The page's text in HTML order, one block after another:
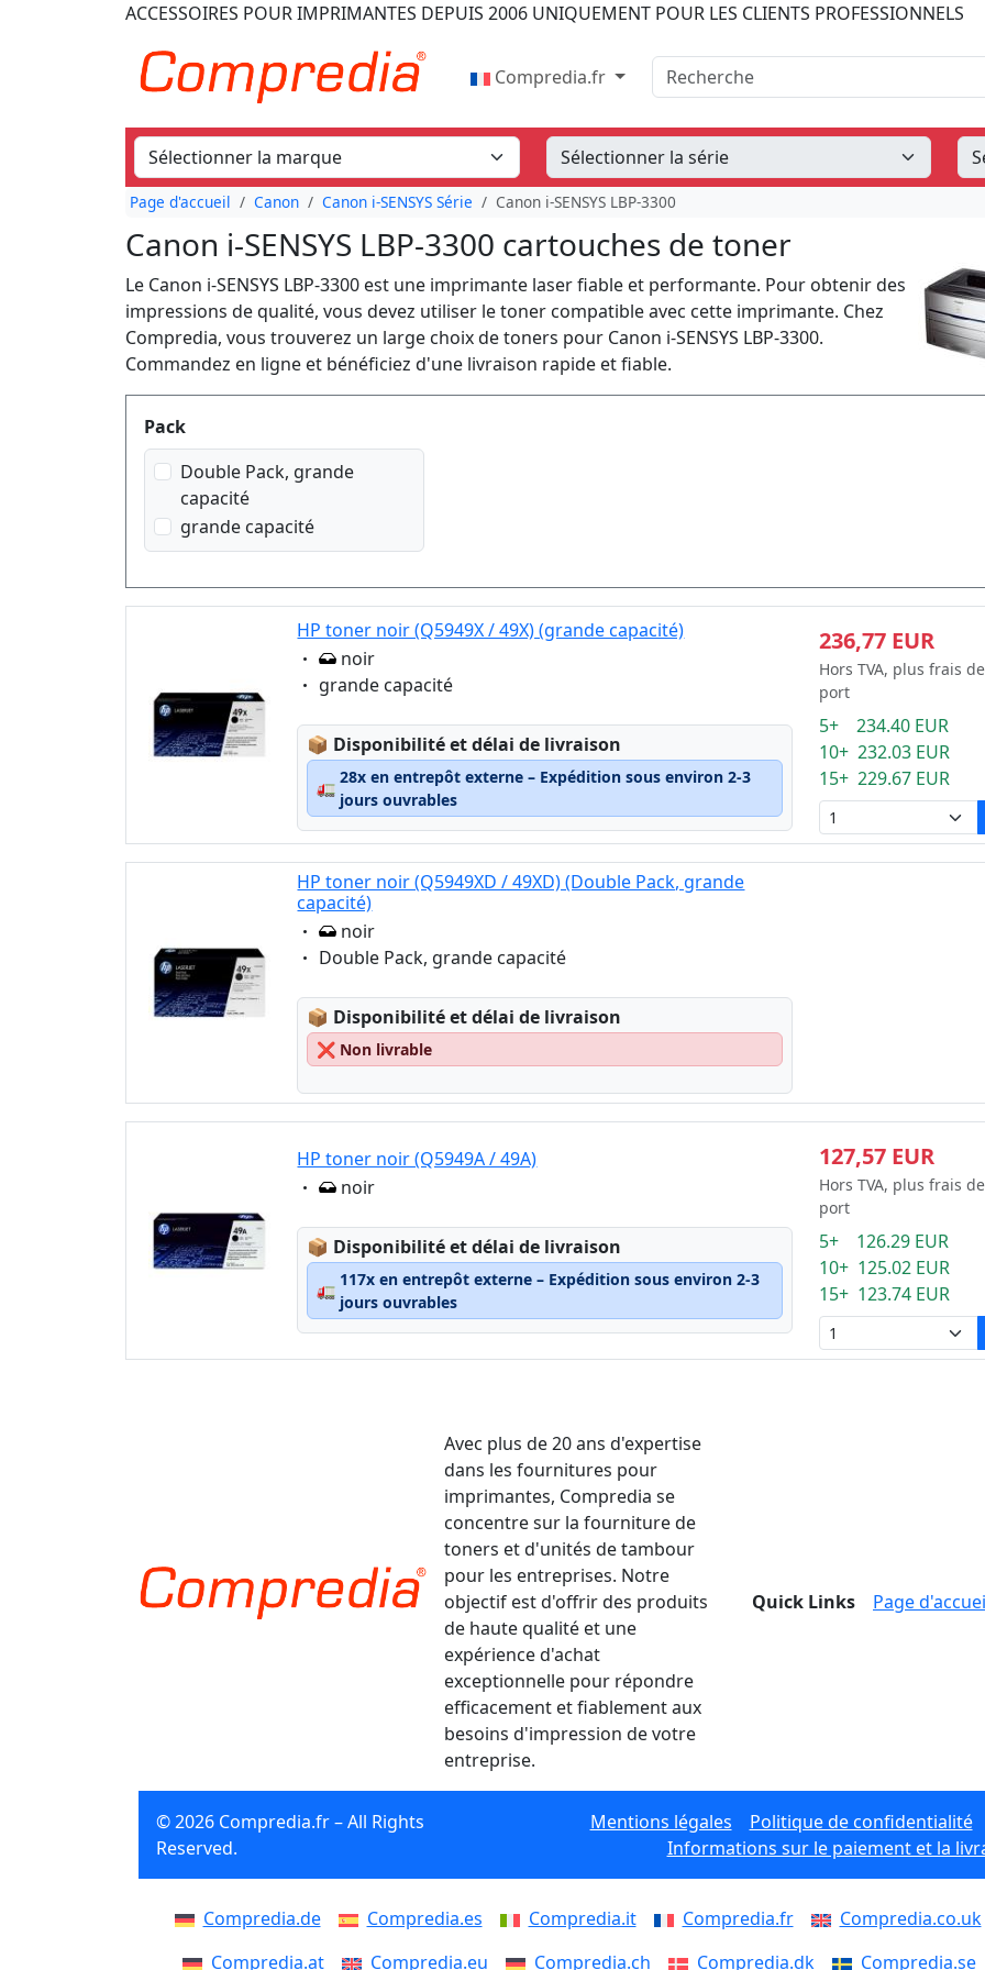
ACCESSOIRES POUR IMPRIMANTES DEPUIS 2006 UNIQUEMENT POUR LES CLIENTS PROFESSIONNELS
Compredia.fr Recherche
Page d'accueil Canon Canon i-SENSYS Série Canon i-SENSYS LBP-3300
Canon i-SENSYS LBP-3300 cartouches de toner
Le Canon i-SENSYS LBP-3300 est une imprimante laser fiable et performante. Pour obtenir des
impressions de qualité, vous devez utiliser le toner compatible avec cette imprimante. Chez
Compredia, vous trouverez un large choix de toners pour Canon i-SENSYS LBP-3300.
Commandez en ligne et bénéficiez d'une livraison rapide et fiable.
Produktfilter
Pack
Double Pack, grande
capacité
grande capacité
HP toner noir (Q5949X / 49X) (grande capacité)
Eigenschaft:
noir
Eigenschaft:
grande capacité
📦 Lagerstatus:
Disponibilité et délai de livraison
🚛
28x en entrepôt externe – Expédition sous environ 2-3
jours ouvrables
236,77 EUR
Hors TVA, plus frais de
port
5+ 234.40 EUR
10+ 232.03 EUR
15+ 229.67 EUR
HP toner noir (Q5949XD / 49XD) (Double Pack, grande
capacité)
Eigenschaft:
noir
Eigenschaft:
Double Pack, grande capacité
📦 Lagerstatus:
Disponibilité et délai de livraison
❌ Non livrable
HP toner noir (Q5949A / 49A)
Eigenschaft:
noir
📦 Lagerstatus:
Disponibilité et délai de livraison
🚛
117x en entrepôt externe – Expédition sous environ 2-3
jours ouvrables
127,57 EUR
Hors TVA, plus frais de
port
5+ 126.29 EUR
10+ 125.02 EUR
15+ 123.74 EUR
Avec plus de 20 ans d'expertise
dans les fournitures pour
imprimantes, Compredia se
concentre sur la fourniture de
toners et d'unités de tambour
pour les entreprises. Notre
objectif est d'offrir des produits
de haute qualité et une
expérience d'achat
exceptionnelle pour répondre
efficacement et fiablement aux
besoins d'impression de votre
entreprise.
Quick Links Page
© 2026 Compredia.fr – All Rights
Reserved.
Mentions légales Politique de confidentialité
Informations sur le paiement et la
Compredia.de Compredia.es Compredia.it Compredia.fr Compredia.co.uk
Compredia.at
Compredia.eu Compredia.ch Compredia.dk Compredia.se